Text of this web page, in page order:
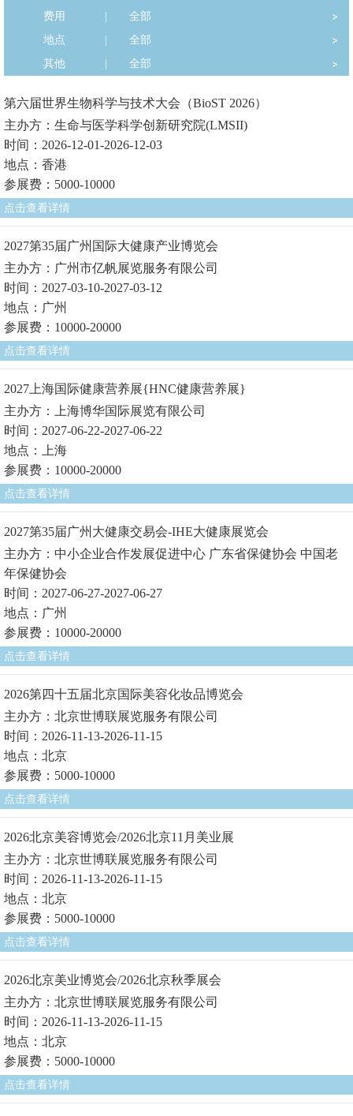
费用
全部
地点
全部
其他
全部
第六届世界生物科学与技术大会（BioST 2026）
主办方：生命与医学科学创新研究院(LMSII)
时间：2026-12-01-2026-12-03
地点：香港
参展费：5000-10000
点击查看详情
2027第35届广州国际大健康产业博览会
主办方：广州市亿帆展览服务有限公司
时间：2027-03-10-2027-03-12
地点：广州
参展费：10000-20000
点击查看详情
2027上海国际健康营养展{HNC健康营养展}
主办方：上海博华国际展览有限公司
时间：2027-06-22-2027-06-22
地点：上海
参展费：10000-20000
点击查看详情
2027第35届广州大健康交易会-IHE大健康展览会
主办方：中小企业合作发展促进中心 广东省保健协会 中国老
年保健协会
时间：2027-06-27-2027-06-27
地点：广州
参展费：10000-20000
点击查看详情
2026第四十五届北京国际美容化妆品博览会
主办方：北京世博联展览服务有限公司
时间：2026-11-13-2026-11-15
地点：北京
参展费：5000-10000
点击查看详情
2026北京美容博览会/2026北京11月美业展
主办方：北京世博联展览服务有限公司
时间：2026-11-13-2026-11-15
地点：北京
参展费：5000-10000
点击查看详情
2026北京美业博览会/2026北京秋季展会
主办方：北京世博联展览服务有限公司
时间：2026-11-13-2026-11-15
地点：北京
参展费：5000-10000
点击查看详情